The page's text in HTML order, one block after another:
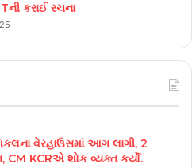
કરાઈ રચના
વેરહાઉસમાં આગ લાગી, 2
CM KCRએ શોક વ્યક્ત કર્યો.